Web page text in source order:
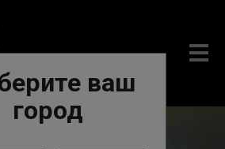
ваш
город